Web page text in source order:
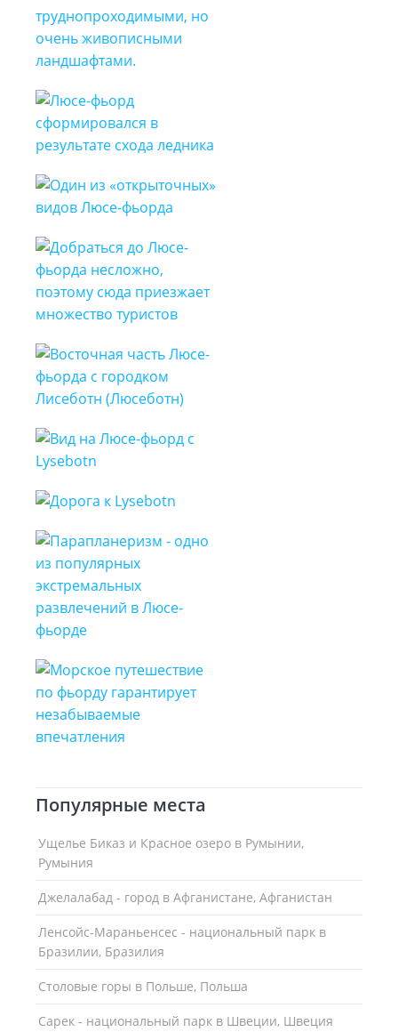
Популярные места
Ущелье Биказ и Красное озеро в Румынии,
Румыния
Джелалабад - город в Афганистане, Афганистан
Ленсойc-Мараньенсес - национальный парк в
Бразилии, Бразилия
Столовые горы в Польше, Польша
Сарек - национальный парк в Швеции, Швеция